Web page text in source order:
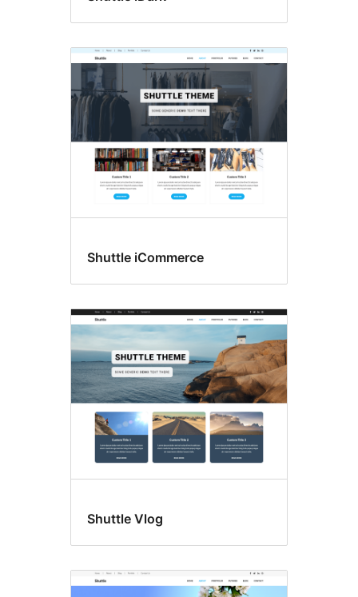
Shuttle iCommerce
Shuttle Vlog